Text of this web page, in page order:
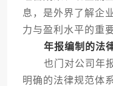
息，是外界了解企
力与盈利水平的重
年报编制的法
也门对公司年报
明确的法律规范体